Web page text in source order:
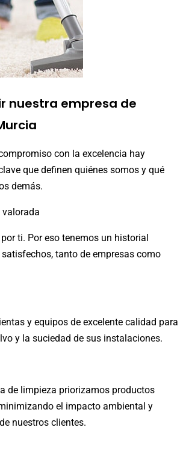
nuestra empresa de
con la excelencia hay
que definen quiénes somos y qué
demás.
valorada
ti. Por eso tenemos un historial
tanto de empresas como
y equipos de excelente calidad para
y la suciedad de sus instalaciones.
de limpieza priorizamos productos
el impacto ambiental y
nuestros clientes.